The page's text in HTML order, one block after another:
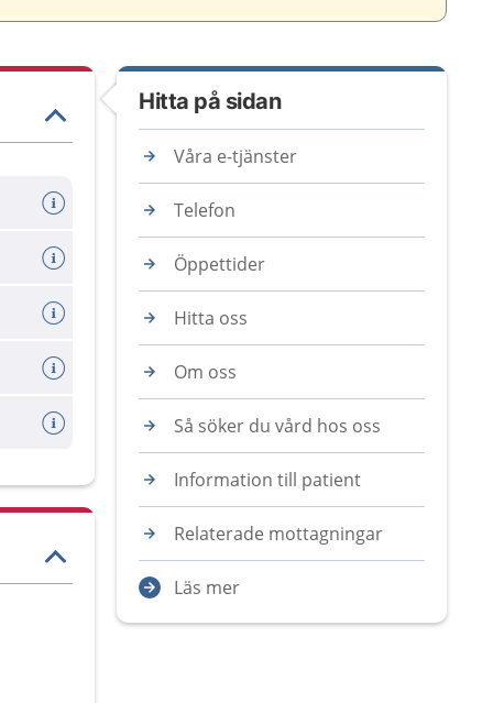
Hitta på sidan
Våra e-tjänster
Telefon
Öppettider
Hitta oss
Om oss
Så söker du vård hos oss
Information till patient
Relaterade mottagningar
Läs mer